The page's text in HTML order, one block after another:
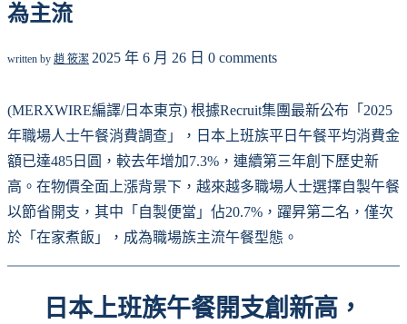
為主流
written by 趙 筱潔 2025 年 6 月 26 日 0 comments
(MERXWIRE編譯/日本東京) 根據Recruit集團最新公布「2025
年職場人士午餐消費調查」，日本上班族平日午餐平均消費金
額已達485日圓，較去年增加7.3%，連續第三年創下歷史新
高。在物價全面上漲背景下，越來越多職場人士選擇自製午餐
以節省開支，其中「自製便當」佔20.7%，躍昇第二名，僅次
於「在家煮飯」，成為職場族主流午餐型態。
日本上班族午餐開支創新高，